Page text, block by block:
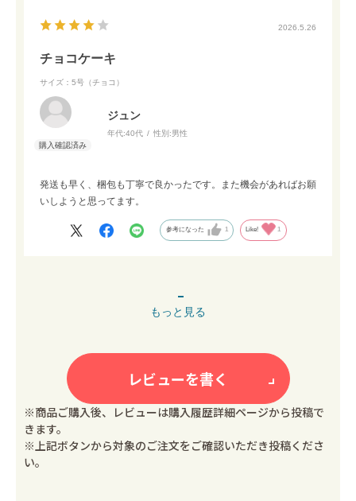
2026.5.26
チョコケーキ
サイズ：5号（チョコ）
ジュン
年代:40代 性別:男性
発送も早く、梱包も丁寧で良かったです。また機会があればお願
いしようと思ってます。
参考になった 1 Like! 1
もっと見る
レビューを書く
※商品ご購入後、レビューは購入履歴詳細ページから投稿で
きます。
※上記ボタンから対象のご注文をご確認いただき投稿くださ
い。